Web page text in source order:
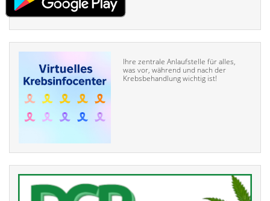
Ihre zentrale Anlaufstelle für alles,
was vor, während und nach der
Krebsbehandlung wichtig ist!